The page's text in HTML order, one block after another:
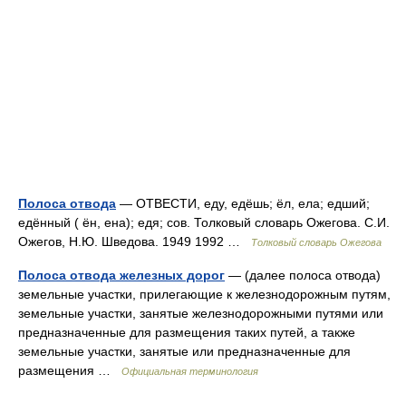
Полоса отвода — ОТВЕСТИ, еду, едёшь; ёл, ела; едший;
едённый ( ён, ена); едя; сов. Толковый словарь Ожегова. С.И.
Ожегов, Н.Ю. Шведова. 1949 1992 …
Толковый словарь Ожегова
Полоса отвода железных дорог — (далее полоса отвода)
земельные участки, прилегающие к железнодорожным путям,
земельные участки, занятые железнодорожными путями или
предназначенные для размещения таких путей, а также
земельные участки, занятые или предназначенные для
размещения …
Официальная терминология